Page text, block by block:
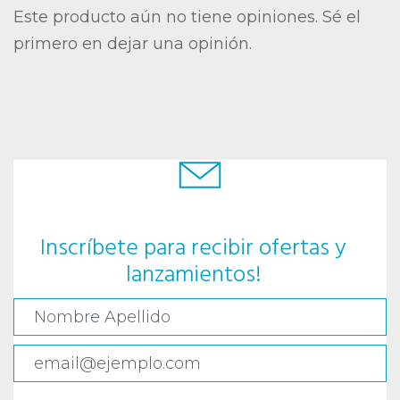
Este producto aún no tiene opiniones. Sé el
primero en dejar una opinión.
Inscríbete para recibir ofertas y
lanzamientos!